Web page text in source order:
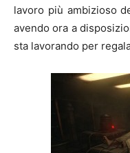
lavoro più ambizioso
avendo ora a
sta lavorando per